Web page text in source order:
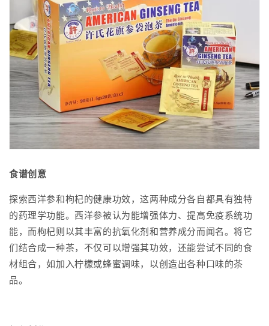
食谱创意
探索西洋参和枸杞的健康功效，这两种成分各自都具有独特
的药理学功能。西洋参被认为能增强体力、提高免疫系统功
能，而枸杞则以其丰富的抗氧化剂和营养成分而闻名。将它
们结合成一种茶，不仅可以增强其功效，还能尝试不同的食
材组合，如加入柠檬或蜂蜜调味，以创造出各种口味的茶
品。